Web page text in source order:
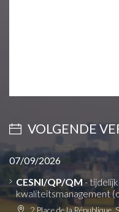
VOLGENDE
07/09/2026
CESNI/QP/QM-
kwaliteitsmanagement